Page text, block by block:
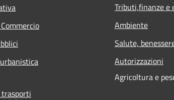
Tributi,finanze e
Ambiente
Salute,
Autorizzazioni
Agricoltura e